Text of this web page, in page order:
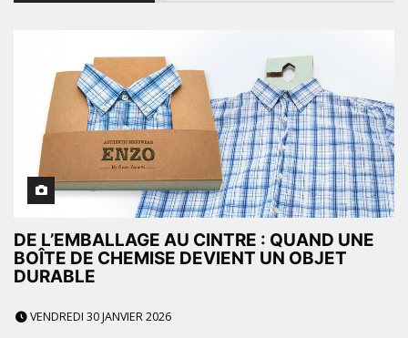
DE L’EMBALLAGE AU CINTRE : QUAND UNE
BOÎTE DE CHEMISE DEVIENT UN OBJET
DURABLE
VENDREDI 30 JANVIER 2026